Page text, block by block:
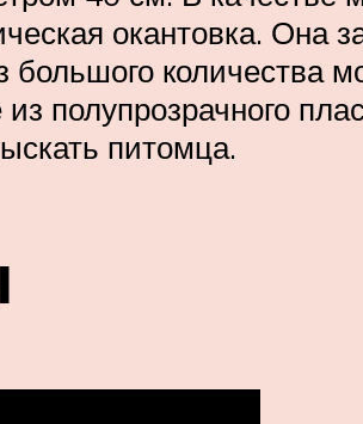
окантовка. Она
количества
полупрозрачного
питомца.